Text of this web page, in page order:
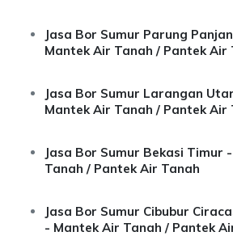
Jasa Bor Sumur Parung
Mantek Air Tanah / Pantek Air
Jasa Bor Sumur Larangan
Mantek Air Tanah / Pantek Air
Jasa Bor Sumur Bekasi Timur
Tanah / Pantek Air Tanah
Jasa Bor Sumur Cibubur
- Mantek Air Tanah / Pantek